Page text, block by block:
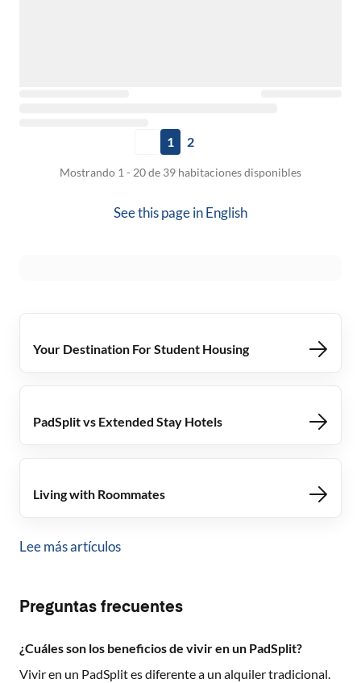
1 2
Mostrando 1 - 20 de 39 habitaciones disponibles
See this page inEnglish
Your Destination For Student Housing
PadSplit vs Extended Stay Hotels
Living with Roommates
Lee más artículos
Preguntas frecuentes
¿Cuáles son los beneficios de vivir en un PadSplit?
Vivir en un PadSplit es diferente a un alquiler tradicional.